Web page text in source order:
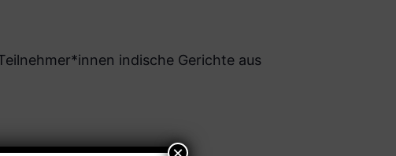
indische Gerichte aus